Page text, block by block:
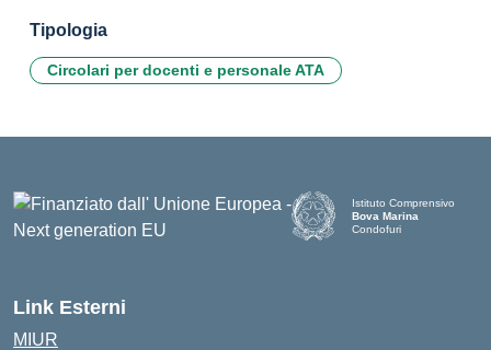
Tipologia
Circolari per docenti e personale ATA
Istituto Comprensivo
Bova Marina
Condofuri
Link Esterni
MIUR